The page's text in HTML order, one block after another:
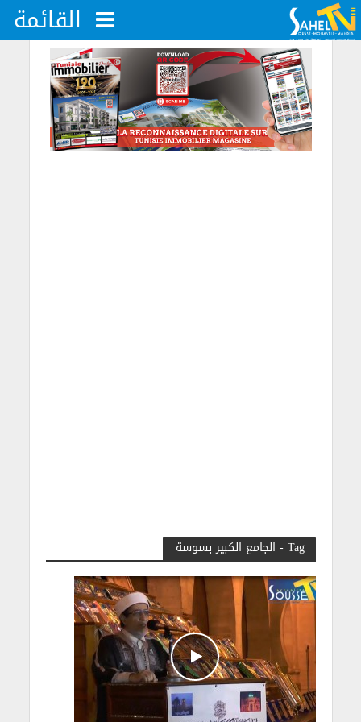
القائمة
Tag - الجامع الكبير بسوسة